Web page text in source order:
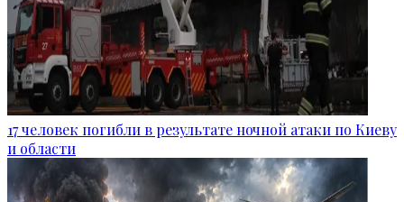
17 человек погибли в результате ночной атаки по Киеву
и области